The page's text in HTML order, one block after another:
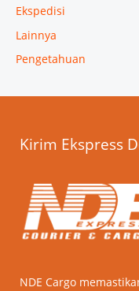
Ekspedisi
Lainnya
Pengetahuan
Kirim Ekspress
NDE Cargo